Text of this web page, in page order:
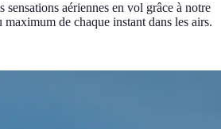
sensations aériennes en vol grâce à notre
de chaque instant dans les airs.